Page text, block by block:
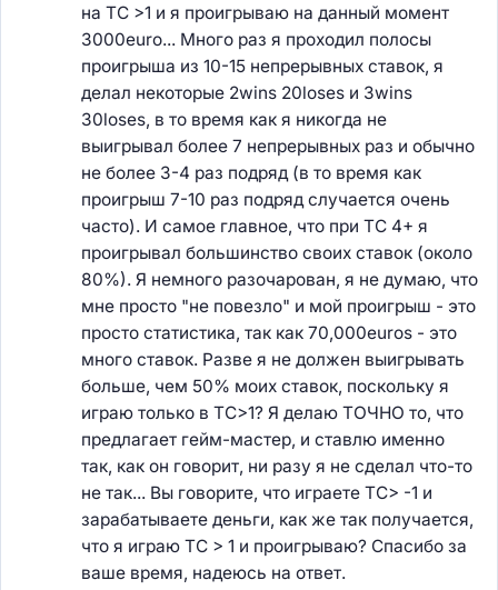
на TC >1 и я проигрываю на данный момент
3000euro... Много раз я проходил полосы
проигрыша из 10-15 непрерывных ставок, я
делал некоторые 2wins 20loses и 3wins
30loses, в то время как я никогда не
выигрывал более 7 непрерывных раз и обычно
не более 3-4 раз подряд (в то время как
проигрыш 7-10 раз подряд случается очень
часто). И самое главное, что при ТС 4+ я
проигрывал большинство своих ставок (около
80%). Я немного разочарован, я не думаю, что
мне просто "не повезло" и мой проигрыш - это
просто статистика, так как 70,000euros - это
много ставок. Разве я не должен выигрывать
больше, чем 50% моих ставок, поскольку я
играю только в TC>1? Я делаю ТОЧНО то, что
предлагает гейм-мастер, и ставлю именно
так, как он говорит, ни разу я не сделал что-то
не так... Вы говорите, что играете TC> -1 и
зарабатываете деньги, как же так получается,
что я играю TC > 1 и проигрываю? Спасибо за
ваше время, надеюсь на ответ.